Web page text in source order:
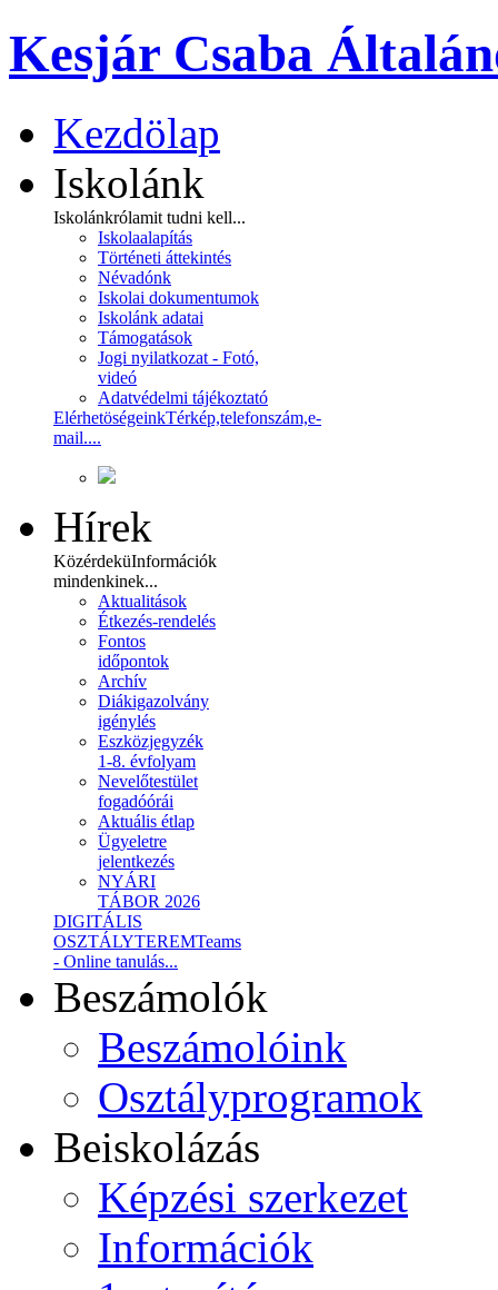
Kesjár Csaba
Kezdölap
Iskolánk
Iskolánkrólamit tudni kell...
Iskolaalapítás
Történeti áttekintés
Névadónk
Iskolai dokumentumok
Iskolánk adatai
Támogatások
Jogi nyilatkozat - Fotó,
videó
Adatvédelmi tájékoztató
ElérhetöségeinkTérkép,telefonszám,e-
mail....
Hírek
KözérdeküInformációk
mindenkinek...
Aktualitások
Étkezés-rendelés
Fontos
időpontok
Archív
Diákigazolvány
igénylés
Eszközjegyzék
1-8. évfolyam
Nevelőtestület
fogadóórái
Aktuális étlap
Ügyeletre
jelentkezés
NYÁRI
TÁBOR 2026
DIGITÁLIS
OSZTÁLYTEREMTeams
- Online tanulás...
Beszámolók
Beszámolóink
Osztályprogramok
Beiskolázás
Képzési szerkezet
Információk